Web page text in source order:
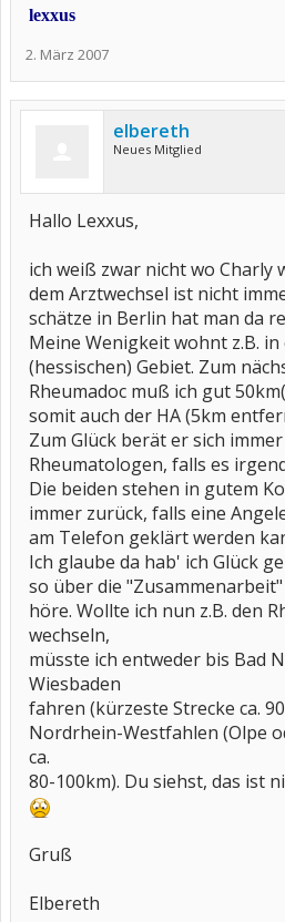
lexxus
2. März 2007
elbereth
Neues Mitglied
Hallo Lexxus,
ich weiß zwar nicht wo Charly
dem Arztwechsel ist nicht
schätze in Berlin hat man da
Meine Wenigkeit wohnt z.B.
(hessischen) Gebiet. Zum
Rheumadoc muß ich gut
somit auch der HA (5km
Zum Glück berät er sich
Rheumatologen, falls es
Die beiden stehen in gutem
immer zurück, falls eine
am Telefon geklärt werden
Ich glaube da hab' ich Glück
so über die
höre. Wollte ich nun z.B. den
wechseln,
müsste ich entweder bis Bad
Wiesbaden
fahren (kürzeste Strecke ca.
Nordrhein-Westfahlen (Olpe
ca.
80-100km). Du siehst, das ist
Gruß
Elbereth